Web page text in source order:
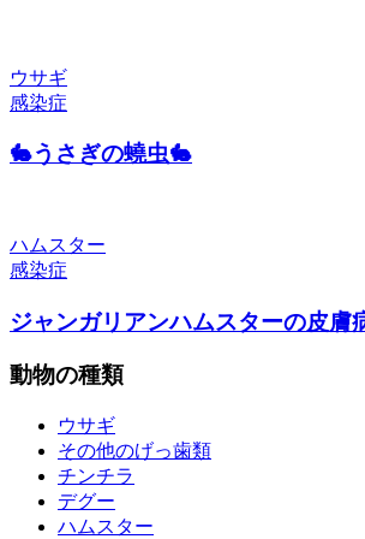
ウサギ
感染症
🐇うさぎの蟯虫🐇
ハムスター
感染症
ジャンガリアンハムスターの皮膚
動物の種類
ウサギ
その他のげっ歯類
チンチラ
デグー
ハムスター